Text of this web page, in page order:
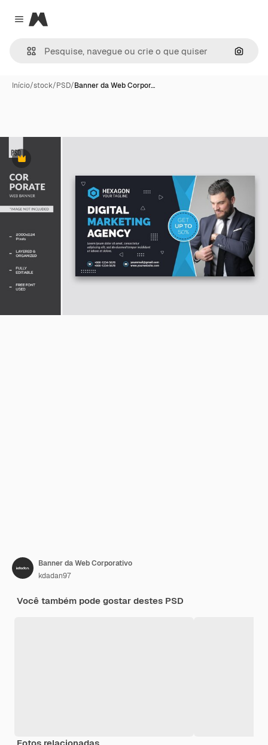
Close menu
Magnific
Início/stock/PSD/Banner da Web Corpor…
Premium
Banner da Web Corporativo
kdadan97
Você também pode gostar destes PSD